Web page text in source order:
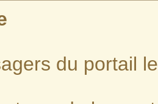
du portail